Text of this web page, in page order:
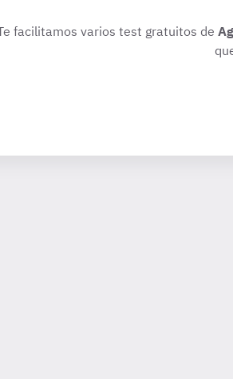
facilitamos varios test gratuitos de